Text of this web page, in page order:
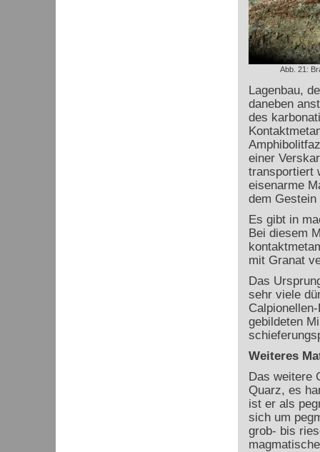
Abb. 21:
Lagenbau,
daneben
des
einer
transportiert
eisenarme
dem
Es gibt in
Bei diesem
mit Granat
Das
sehr viele
gebildeten
Weiteres
Das weitere
Quarz, es
ist er als
sich um
grob- bis